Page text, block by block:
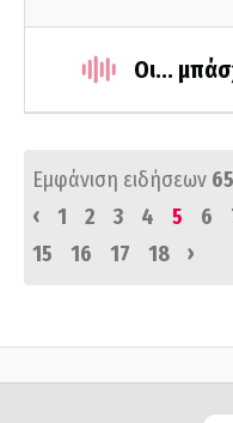
Οι...
Εμφάνιση ειδήσεων
‹
1 2 3 4 5 6
15
16 17 18 ›